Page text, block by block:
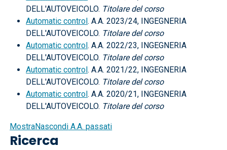
DELL'AUTOVEICOLO. Titolare del corso
Automatic control. A.A. 2023/24, INGEGNERIA
DELL'AUTOVEICOLO. Titolare del corso
Automatic control. A.A. 2022/23, INGEGNERIA
DELL'AUTOVEICOLO. Titolare del corso
Automatic control. A.A. 2021/22, INGEGNERIA
DELL'AUTOVEICOLO. Titolare del corso
Automatic control. A.A. 2020/21, INGEGNERIA
DELL'AUTOVEICOLO. Titolare del corso
MostraNascondi A.A. passati
Ricerca